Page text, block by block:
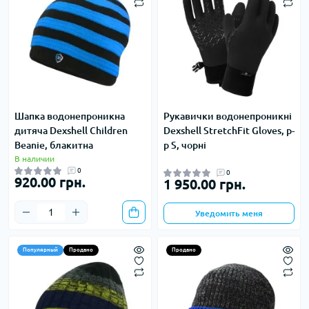
Шапка водонепроникна
дитяча Dexshell Children
Beanie, блакитна
В наличии
0
920.00 грн.
Рукавички водонепроникні
Dexshell StretchFit Gloves, р-
р S, чорні
0
1 950.00 грн.
Уведомить меня
Популярный Продано Продано